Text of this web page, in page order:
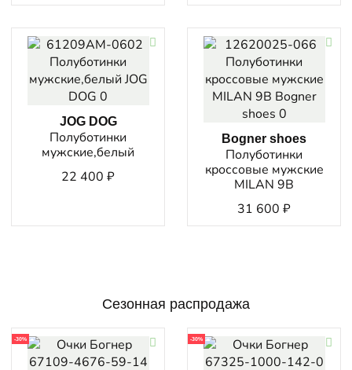
JOG DOG
Полуботинки
мужские,белый
22 400 ₽
Bogner shoes
Полуботинки
кроссовые мужские
MILAN 9B
31 600 ₽
Сезонная распродажа
-30% -30%